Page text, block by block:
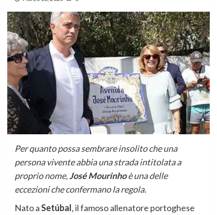
Per quanto possa sembrare insolito che una
persona vivente abbia una strada intitolata a
proprio nome,José Mourinhoè una delle
eccezioni che confermano la regola.
Nato aSetúbal, il famoso allenatore portoghese